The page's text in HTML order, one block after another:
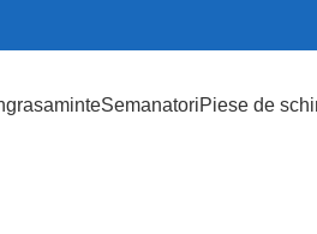
SemanatoriPiese de